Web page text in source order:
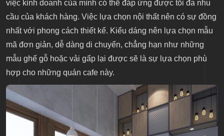
việc kinh doanh của mình có thể đáp ứng được tối đa nhu
cầu của khách hàng. Việc lựa chọn nội thất nên có sự đồng
nhất với phong cách thiết kế. Kiểu dáng nên lựa chọn mẫu
mã đơn giản, dễ dàng di chuyển, chẳng hạn như những
mẫu ghế gỗ hoặc vải gấp lại được sẽ là sự lựa chọn phù
hợp cho những quán cafe này.